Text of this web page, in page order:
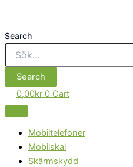
Search
Search
0,00kr 0 Cart
Mobiltelefoner
Mobilskal
Skärmskydd